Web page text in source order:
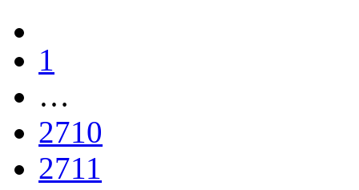
1
…
2710
2711